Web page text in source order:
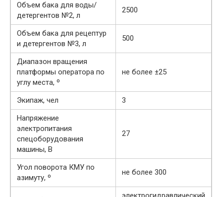
Объем бака для воды/
детергентов №2, л
2500
Объем бака для рецептур
и детергентов №3, л
500
Диапазон вращения
платформы оператора по
углу места, º
не более ±25
Экипаж, чел
3
Напряжение
электропитания
спецоборудования
машины, В
27
Угол поворота КМУ по
азимуту, º
не более 300